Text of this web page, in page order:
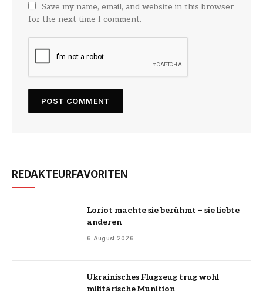
Save my name, email, and website in this browser
for the next time I comment.
REDAKTEURFAVORITEN
Loriot machte sie berühmt – sie liebte
anderen
6 August 2026
Ukrainisches Flugzeug trug wohl
militärische Munition